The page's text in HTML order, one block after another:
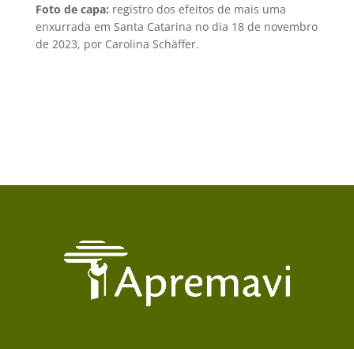
Foto de capa: registro dos efeitos de mais uma
enxurrada em Santa Catarina no dia 18 de novembro
de 2023, por Carolina Schäffer.